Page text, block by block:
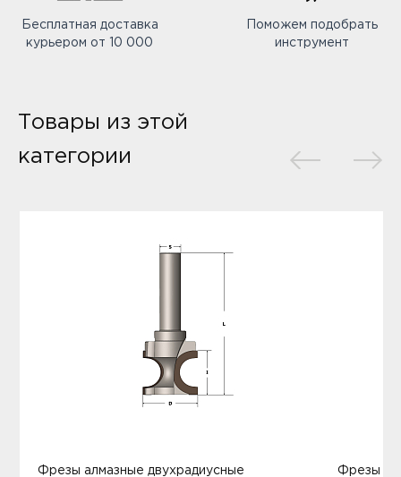
Бесплатная доставка
курьером от 10 000
Поможем подобрать
инструмент
Товары из этой
категории
Фрезы алмазные двухрадиусные
Фрезы